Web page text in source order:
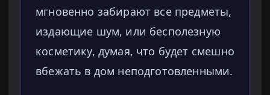
мгновенно забирают все предметы,
издающие шум, или бесполезную
косметику, думая, что будет смешно
вбежать в дом неподготовленными.